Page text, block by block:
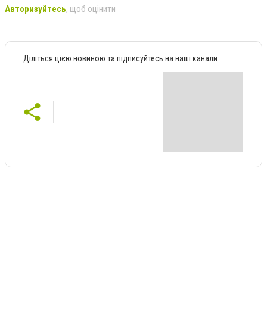
Авторизуйтесь, щоб оцінити
Діліться цією новиною та підписуйтесь на наші канали